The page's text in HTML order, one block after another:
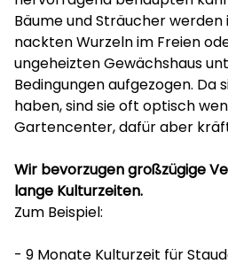
Bäume und Sträucher
nackten Wurzeln im Freien
ungeheizten Gewächshaus
Bedingungen aufgezogen. Da
haben, sind sie oft optisch
Gartencenter, dafür aber
Wir bevorzugen großzügige
lange Kulturzeiten.
Zum Beispiel:
- 9 Monate Kulturzeit für